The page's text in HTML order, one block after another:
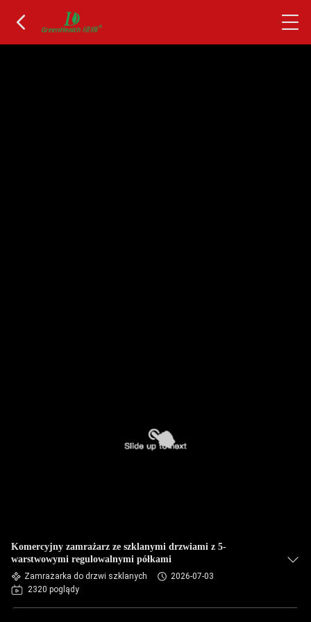
Komercyjny zamrażarz ze szklanymi drzwiami z 5-
warstwowymi regulowalnymi półkami
Zamrażarka do drzwi szklanych
2026-07-03
2320 poglądy